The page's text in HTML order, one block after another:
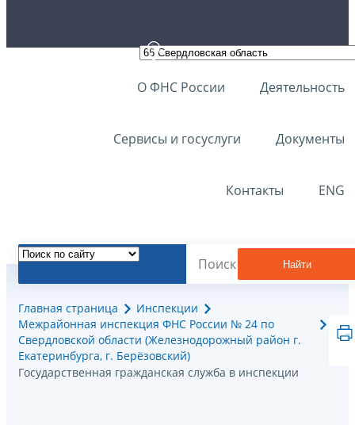
О ФНС России Деятельность
Сервисы и госуслуги Документы
Контакты ENG
Найти
Главная страница
Инспекции
Межрайонная инспекция ФНС России № 24 по
Свердловской области (Железнодорожный район г.
Екатеринбурга, г. Берёзовский)
Государственная гражданская служба в инспекции